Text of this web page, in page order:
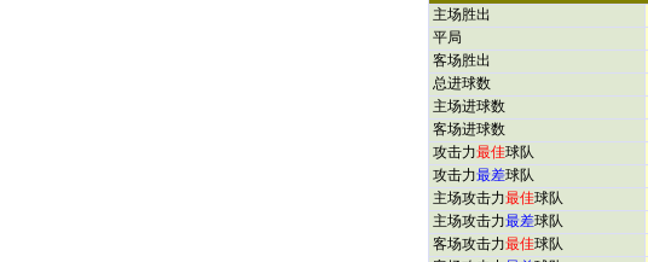
主场胜出
平局
客场胜出
总进球数
主场进球数
客场进球数
攻击力最佳球队
攻击力最差球队
主场攻击力最佳球队
主场攻击力最差球队
客场攻击力最佳球队